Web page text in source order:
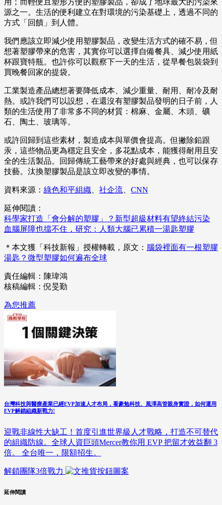
用；而輕便且塑形方便的塑膠製品，卻成了地球最大的污染來
源之一。生活的便利建立在對環境的污染基礎上，透過不同的
方式「回饋」到人體。
我們應該立即減少使用塑膠製品，改變生活方式的確不易，但
想著塑膠帶來的危害，其實你可以選擇自備餐具、減少使用紙
杯跟寶特瓶。也許你可以觀察下一天的生活，從早餐包裝袋到
買晚餐回家的提袋。
工業製造產品總想著要降低成本、減少重量、耐用、耐冷及耐
熱。或許我們可以設想，在還沒有塑膠製品發明的日子前，人
類的生活使用了非常多不同的材質：棉麻、金屬、木頭、礦
石、陶土、玻璃等。
或許回歸到這些素材，製造成本與單價會提高。但撇除鉛跟
汞，這些物品更為穩定且安全，多花點成本，能獲得耐用且安
全的生活製品。回歸傳統工藝帶來的好處與經典，也可以保存
技藝。汰換塑膠製品是該立即改變的事情。
資料來源： 綠色和平組織 社企流 CNN
延伸閱讀：
科學家打造「會分解的塑膠」？新型超級材料有望終結污染
血腦屏障也擋不住，研究：人類大腦已累積一湯匙塑膠
＊本文獲「科技新報」授權轉載，原文： 腦袋裡面有一根塑膠
湯匙？微型塑膠如何遍布全球
責任編輯：陳瑋鴻
核稿編輯：倪旻勤
為您推薦
台灣科技與醫療產業已經EVP加速人才布局，看豪勉科技、風澤高管親身實證，如何運用
EVP解鎖組織新戰力!
迎戰非線性大缺工！首度引進世界級人才戰略，打造不可替代
的組織防線。全球人資巨頭Mercer教你用 EVP 把留才效益翻 3
倍。 全台唯一，限額招生。
解鎖團隊3倍戰力
延伸閱讀